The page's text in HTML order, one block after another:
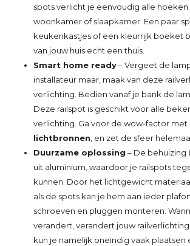
spots verlicht je eenvoudig alle hoeken
woonkamer of slaapkamer. Een paar
keukenkastjes of een kleurrijk boeket
van jouw huis echt een thuis.
Smart home ready– Vergeet de
installateur maar, maak van deze
verlichting. Bedien vanaf je bank de
Deze railspot is geschikt voor alle
verlichting. Ga voor de wow-factor met
lichtbronnen , en zet de sfeer
Duurzame oplossing – De behuizing
uit aluminium, waardoor je railspots
kunnen. Door het lichtgewicht
als de spots kan je hem aan ieder
schroeven en pluggen monteren.
verandert, verandert jouw
kun je namelijk oneindig vaak plaatsen